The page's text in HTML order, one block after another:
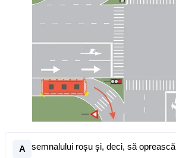
A semnalului roşu şi, deci, să oprească